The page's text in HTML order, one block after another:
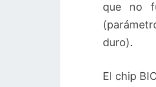
que no
duro).
El chip